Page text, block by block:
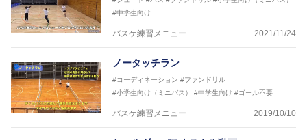
#中学生向け
バスケ練習メニュー 2021/11/24
ノータッチラン
#コーディネーション #ファンドリル
#小学生向け（ミニバス）
#中学生向け #ゴール不要
バスケ練習メニュー 2019/10/10